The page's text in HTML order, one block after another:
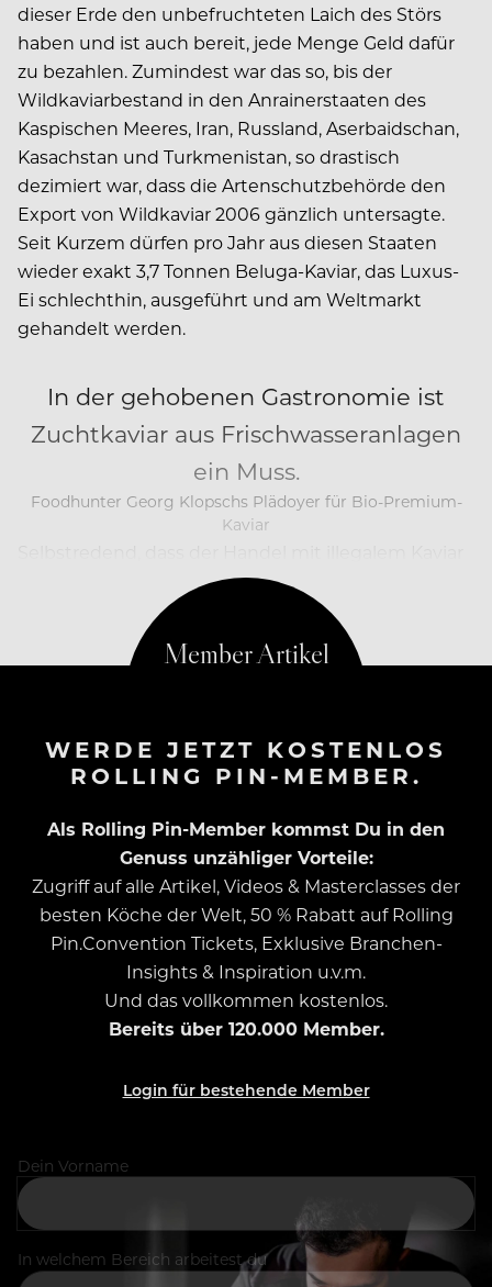
dieser Erde den unbefruchteten Laich des Störs
haben und ist auch bereit, jede Menge Geld dafür
zu bezahlen. Zumindest war das so, bis der
Wildkaviarbestand in den Anrainerstaaten des
Kaspischen Meeres, Iran, Russland, Aserbaidschan,
Kasachstan und Turkmenistan, so drastisch
dezimiert war, dass die Artenschutzbehörde den
Export von Wildkaviar 2006 gänzlich untersagte.
Seit Kurzem dürfen pro Jahr aus diesen Staaten
wieder exakt 3,7 Tonnen Beluga-Kaviar, das Luxus-
Ei schlechthin, ausgeführt und am Weltmarkt
gehandelt werden.
In der gehobenen Gastronomie ist
Zuchtkaviar aus Frischwasseranlagen
ein Muss.
Foodhunter Georg Klopschs Plädoyer für Bio-Premium-
Kaviar
WERDE JETZT KOSTENLOS
ROLLING PIN-MEMBER.
Als Rolling Pin-Member kommst Du in den
Genuss unzähliger Vorteile:
Zugriff auf alle Artikel, Videos & Masterclasses der
besten Köche der Welt, 50 % Rabatt auf Rolling
Pin.Convention Tickets, Exklusive Branchen-
Insights & Inspiration u.v.m.
Und das vollkommen kostenlos.
Bereits über 120.000 Member.
Login für bestehende Member
Dein Vorname
In welchem Bereich arbeitest du